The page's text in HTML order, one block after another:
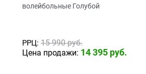
волейбольные Голубой
РРЦ: 15 990 руб.
Цена продажи: 14 395 руб.